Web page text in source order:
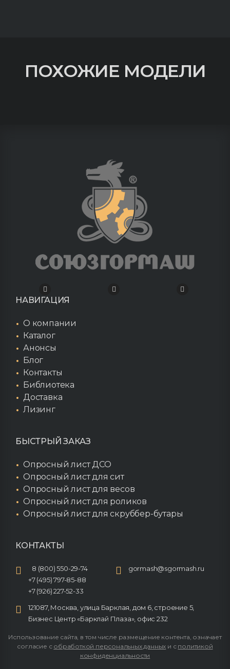
ПОХОЖИЕ МОДЕЛИ
НАВИГАЦИЯ
О компании
Каталог
Анонсы
Блог
Контакты
Библиотека
Доставка
Лизинг
БЫСТРЫЙ ЗАКАЗ
Опросный лист ДСО
Опросный лист для сит
Опросный лист для весов
Опросный лист для роликов
Опросный лист для скруббер-бутары
КОНТАКТЫ
8 (800) 550-29-74
+7 (495) 797-85-88
+7 (926) 227-52-33
gormash@sgormash.ru
121087, Москва, улица Барклая, дом 6, строение 5,
Бизнес Центр «Барклай Плаза», офис 232
Использование сайта, в том числе размещение контента, означает
согласие с обработкой персональных данных и с политикой
конфиденциальности